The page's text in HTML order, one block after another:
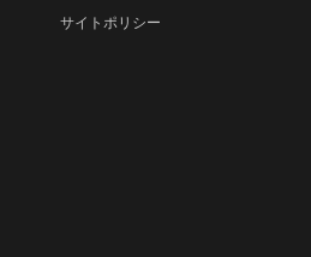
サイトポリシー